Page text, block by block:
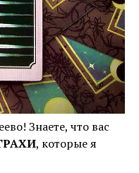
Знаете, что вас
, которые я